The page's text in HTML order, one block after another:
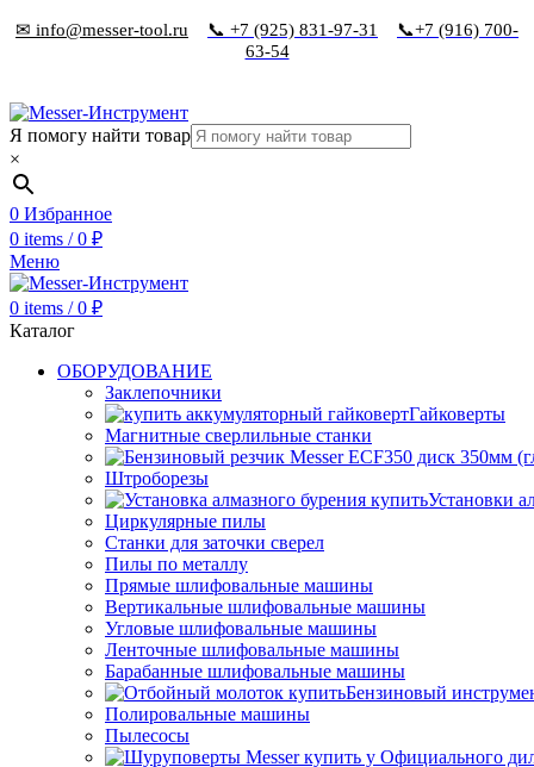
✉ info@messer-tool.ru 📞 +7 (925) 831-97-31
📞+7 (916) 700-
63-54
Я помогу найти товар
×
0 Избранное
0 items / 0 ₽
Меню
0 items / 0 ₽
Каталог
ОБОРУДОВАНИЕ
Заклепочники
Гайковерты
Магнитные сверлильные станки
Штроборезы
Установки
Циркулярные пилы
Станки для заточки сверел
Пилы по металлу
Прямые шлифовальные машины
Вертикальные шлифовальные машины
Угловые шлифовальные машины
Ленточные шлифовальные машины
Барабанные шлифовальные машины
Бензиновый
Полировальные машины
Пылесосы